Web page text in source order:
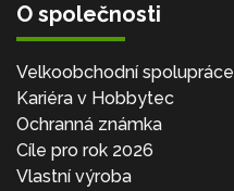
O společnosti
Velkoobchodní spolupráce
Kariéra v Hobbytec
Ochranná známka
Cíle pro rok 2026
Vlastní výroba